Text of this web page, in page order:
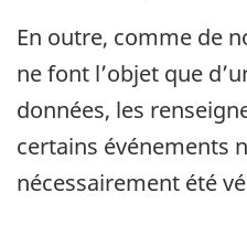
En outre, comme de
ne font l’objet que
données, les
certains événements
nécessairement été